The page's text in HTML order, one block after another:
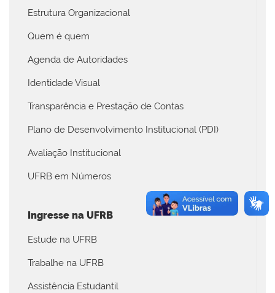
Estrutura Organizacional
Quem é quem
Agenda de Autoridades
Identidade Visual
Transparência e Prestação de Contas
Plano de Desenvolvimento Institucional (PDI)
Avaliação Institucional
UFRB em Números
Ingresse na UFRB
Estude na UFRB
Trabalhe na UFRB
Assistência Estudantil